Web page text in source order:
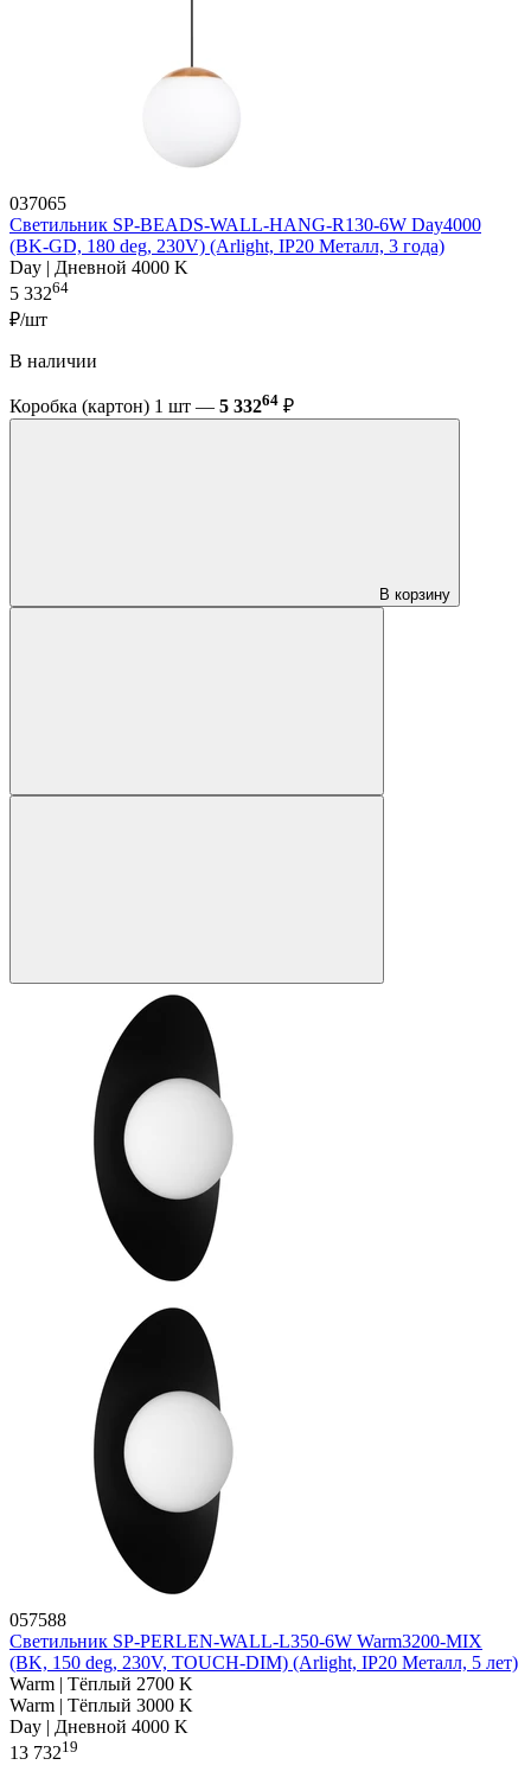
037065
Светильник SP-BEADS-WALL-HANG-R130-6W Day4000
(BK-GD, 180 deg, 230V) (Arlight, IP20 Металл, 3 года)
Day | Дневной 4000 K
5 33264
₽/шт
В наличии
Коробка (картон) 1 шт — 5 33264 ₽
В корзину
057588
Светильник SP-PERLEN-WALL-L350-6W Warm3200-MIX
(BK, 150 deg, 230V, TOUCH-DIM) (Arlight, IP20 Металл, 5 лет)
Warm | Тёплый 2700 K
Warm | Тёплый 3000 K
Day | Дневной 4000 K
13 73219